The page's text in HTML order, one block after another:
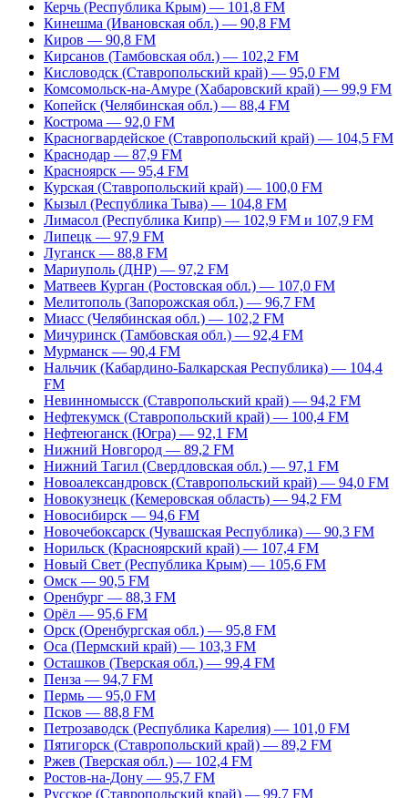
Керчь (Республика Крым) — 101,8 FM
Кинешма (Ивановская обл.) — 90,8 FM
Киров — 90,8 FM
Кирсанов (Тамбовская обл.) — 102,2 FM
Кисловодск (Ставропольский край) — 95,0 FM
Комсомольск-на-Амуре (Хабаровский край) — 99,9 FM
Копейск (Челябинская обл.) — 88,4 FM
Кострома — 92,0 FM
Красногвардейское (Ставропольский край) — 104,5 FM
Краснодар — 87,9 FM
Красноярск — 95,4 FM
Курская (Ставропольский край) — 100,0 FM
Кызыл (Республика Тыва) — 104,8 FM
Лимасол (Республика Кипр) — 102,9 FM и 107,9 FM
Липецк — 97,9 FM
Луганск — 88,8 FM
Мариуполь (ДНР) — 97,2 FM
Матвеев Курган (Ростовская обл.) — 107,0 FM
Мелитополь (Запорожская обл.) — 96,7 FM
Миасс (Челябинская обл.) — 102,2 FM
Мичуринск (Тамбовская обл.) — 92,4 FM
Мурманск — 90,4 FM
Нальчик (Кабардино-Балкарская Республика) — 104,4
FM
Невинномысск (Ставропольский край) — 94,2 FM
Нефтекумск (Ставропольский край) — 100,4 FM
Нефтеюганск (Югра) — 92,1 FM
Нижний Новгород — 89,2 FM
Нижний Тагил (Свердловская обл.) — 97,1 FM
Новоалександровск (Ставропольский край) — 94,0 FM
Новокузнецк (Кемеровская область) — 94,2 FM
Новосибирск — 94,6 FM
Новочебоксарск (Чувашская Республика) — 90,3 FM
Норильск (Красноярский край) — 107,4 FM
Новый Свет (Республика Крым) — 105,6 FM
Омск — 90,5 FM
Оренбург — 88,3 FM
Орёл — 95,6 FM
Орск (Оренбургская обл.) — 95,8 FM
Оса (Пермский край) — 103,3 FM
Осташков (Тверская обл.) — 99,4 FM
Пенза — 94,7 FM
Пермь — 95,0 FM
Псков — 88,8 FM
Петрозаводск (Республика Карелия) — 101,0 FM
Пятигорск (Ставропольский край) — 89,2 FM
Ржев (Тверская обл.) — 102,4 FM
Ростов-на-Дону — 95,7 FM
Русское (Ставропольский край) — 99,7 FM